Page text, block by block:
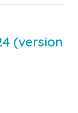
(version